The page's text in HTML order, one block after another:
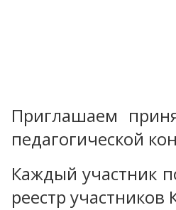
Приглашаем
педагогической
Каждый участник
реестр